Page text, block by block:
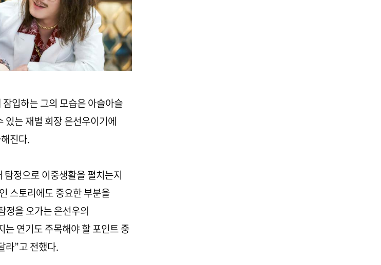
입하는 그의 모습은 아슬아슬
있는 재벌 회장 은선우이기에
진다.
탐정으로 이중생활을 펼치는지
스토리에도 중요한 부분을
정을 오가는 은선우의
연기도 주목해야 할 포인트 중
라”고 전했다.